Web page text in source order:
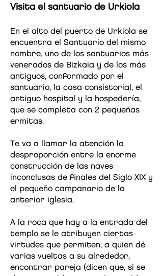
Visita el santuario de Urkiola
En el alto del puerto de Urkiola se
encuentra el Santuario del mismo
nombre, uno de los santuarios más
venerados de Bizkaia y de los más
antiguos, conformado por el
santuario, la casa consistorial, el
antiguo hospital y la hospedería,
que se completa con 2 pequeñas
ermitas.
Te va a llamar la atención la
desproporción entre la enorme
construcción de las naves
inconclusas de finales del Siglo XIX y
el pequeño campanario de la
anterior iglesia.
A la roca que hay a la entrada del
templo se le atribuyen ciertas
virtudes que permiten, a quien dé
varias vueltas a su alrededor,
encontrar pareja (dicen que, si se